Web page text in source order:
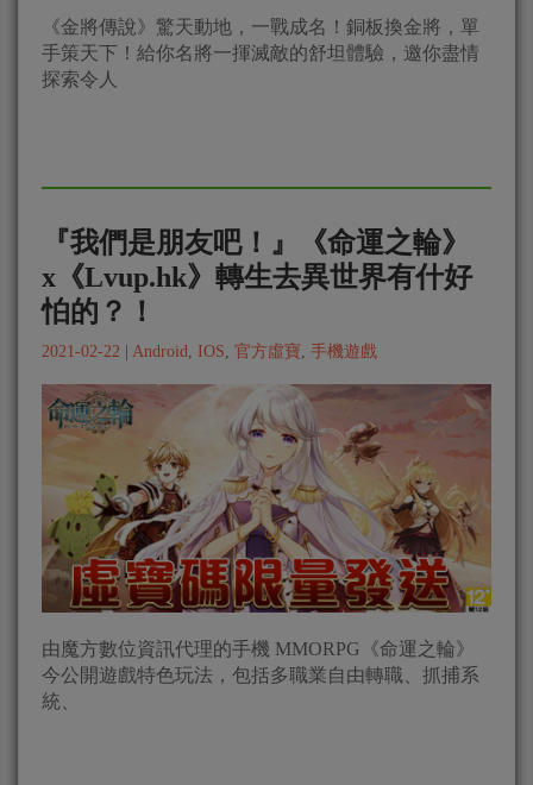
《金將傳說》驚天動地，一戰成名！銅板換金將，單
手策天下！給你名將一揮滅敵的舒坦體驗，邀你盡情
探索令人
『我們是朋友吧！』《命運之輪》
x《Lvup.hk》轉生去異世界有什好
怕的？！
2021-02-22 Android IOS 官方虛寶 手機遊戲
由魔方數位資訊代理的手機 MMORPG《命運之輪》
今公開遊戲特色玩法，包括多職業自由轉職、抓捕系
統、